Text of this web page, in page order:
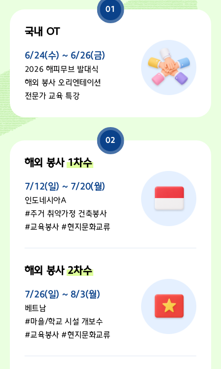
01
국내 OT
6/24(수) ~ 6/26(금)
2026 해피무브 발대식
해외 봉사 오리엔테이션
전문가 교육 특강
02
해외 봉사1차수
7/12(일) ~ 7/20(월)
인도네시아A
#주거 취약가정 건축봉사
#교육봉사 #현지문화교류
해외 봉사2차수
7/26(일) ~ 8/3(월)
베트남
#마을/학교 시설 개보수
#교육봉사 #현지문화교류